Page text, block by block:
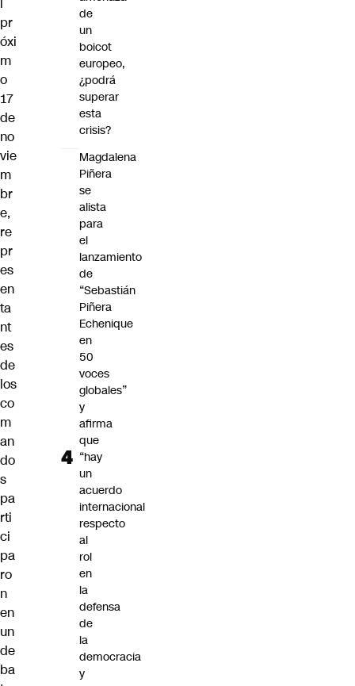
pr
óxi
m
o
17
de
no
vie
m
br
e,
re
pr
es
en
ta
nt
es
de
los
co
m
an
do
s
pa
rti
ci
pa
ro
n
en
un
de
ba
de
un
boicot
europeo,
¿podrá
superar
esta
crisis?
Magdalena
Piñera
se
alista
para
el
lanzamiento
de
“Sebastián
Piñera
Echenique
en
50
voces
globales”
y
afirma
que
“hay
un
acuerdo
internacional
respecto
al
rol
en
la
defensa
de
la
democracia
y